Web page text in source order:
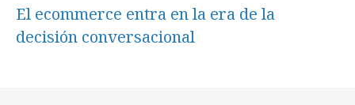
El ecommerce entra en la era de la
decisión conversacional